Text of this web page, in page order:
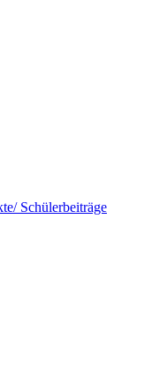
Schülerbeiträge